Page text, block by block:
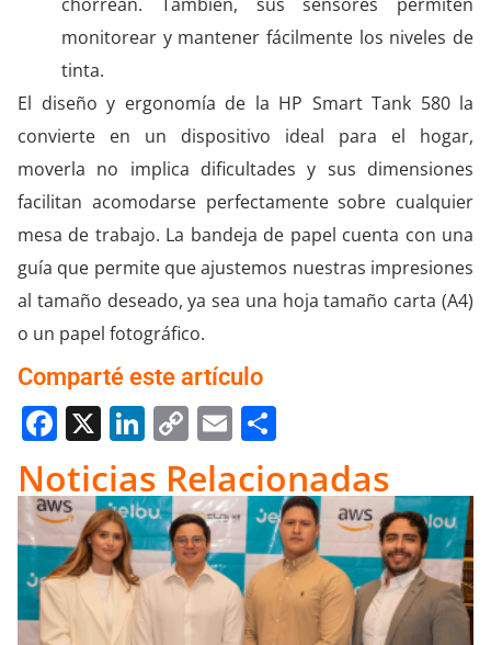
monitorear y mantener fácilmente los niveles de
tinta.
El diseño y ergonomía de la HP Smart Tank 580 la
convierte en un dispositivo ideal para el hogar,
moverla no implica dificultades y sus dimensiones
facilitan acomodarse perfectamente sobre cualquier
mesa de trabajo. La bandeja de papel cuenta con una
guía que permite que ajustemos nuestras impresiones
al tamaño deseado, ya sea una hoja tamaño carta (A4)
o un papel fotográfico.
Comparté este artículo
Facebook
X LinkedIn
Copy
Link
Email
Noticias Relacionadas